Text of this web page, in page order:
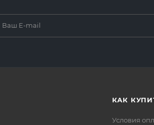
КАК
Условия